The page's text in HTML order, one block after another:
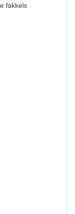
fakkels